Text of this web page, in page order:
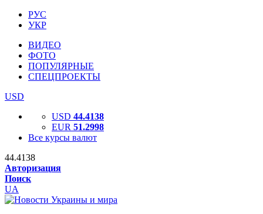
РУС
УКР
ВИДЕО
ФОТО
ПОПУЛЯРНЫЕ
СПЕЦПРОЕКТЫ
USD
USD 44.4138
EUR 51.2998
Все курсы валют
44.4138
Авторизация
Поиск
UA